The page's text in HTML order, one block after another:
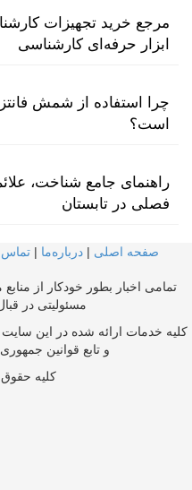
مرجع خرید تجهیزات
ابزار حرفه‌ای کارشناسی
چرا استفاده از شمش
است؟
راهنمای جامع شناخت،
فصلی در تابستان
صفحه اصلی | درباره‌ما |
تمامی اخبار بطور خودکار از
مسئولیتی در
کلیه خدمات ارائه شده در این
و تابع قوانین
کلیه